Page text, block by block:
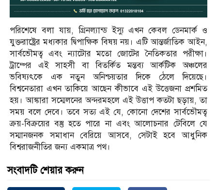
পরিশেষে বলা যায়, গ্রিনল্যান্ড ইস্যু এখন কেবল ডেনমার্ক ও
যুক্তরাষ্ট্রের মধ্যকার দ্বিপাক্ষিক বিষয় নয়। এটি আন্তর্জাতিক আইন,
সার্বভৌমত্ব এবং ন্যাটোর মতো জোটের নৈতিকতার পরীক্ষা।
ট্রাম্পের এই সাহসী বা বিতর্কিত মন্তব্য আর্কটিক অঞ্চলের
ভবিষ্যৎকে এক নতুন অনিশ্চয়তার দিকে ঠেলে দিয়েছে।
বিশ্বনেতারা এখন তাকিয়ে আছেন কীভাবে এই উত্তেজনা প্রশমিত
হয়। আঙ্কারা সম্মেলনের অন্দরমহলে এই উত্তাপ কতটা ছড়ায়, তা
সময় বলে দেবে। তবে সত্য এই যে, কোনো দেশের সার্বভৌমত্ব
ক্রয়-বিক্রয়ের বস্তু হতে পারে না এবং আলোচনার টেবিলে যে
সম্মানজনক সমাধান বেরিয়ে আসবে, সেটাই হবে আধুনিক
বিশ্বরাজনীতির জন্য একমাত্র পথ।
সংবাদটি শেয়ার করুন